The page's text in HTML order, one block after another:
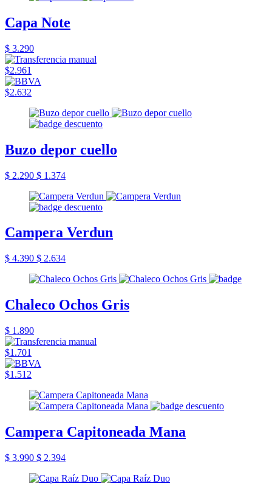
Capa Note
$ 3.290
$2.961
$2.632
Buzo depor cuello
$ 2.290 $ 1.374
Campera Verdun
$ 4.390 $ 2.634
Chaleco Ochos Gris
$ 1.890
$1.701
$1.512
Campera Capitoneada Mana
$ 3.990 $ 2.394